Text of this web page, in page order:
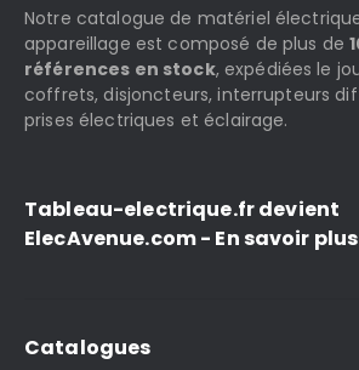
Notre catalogue de matériel
appareillage est composé de plus de
références en stock, expédiées le
coffrets, disjoncteurs, interrupteurs
prises électriques et éclairage.
Tableau-electrique.fr devient
ElecAvenue.com - En savoir plus
Catalogues